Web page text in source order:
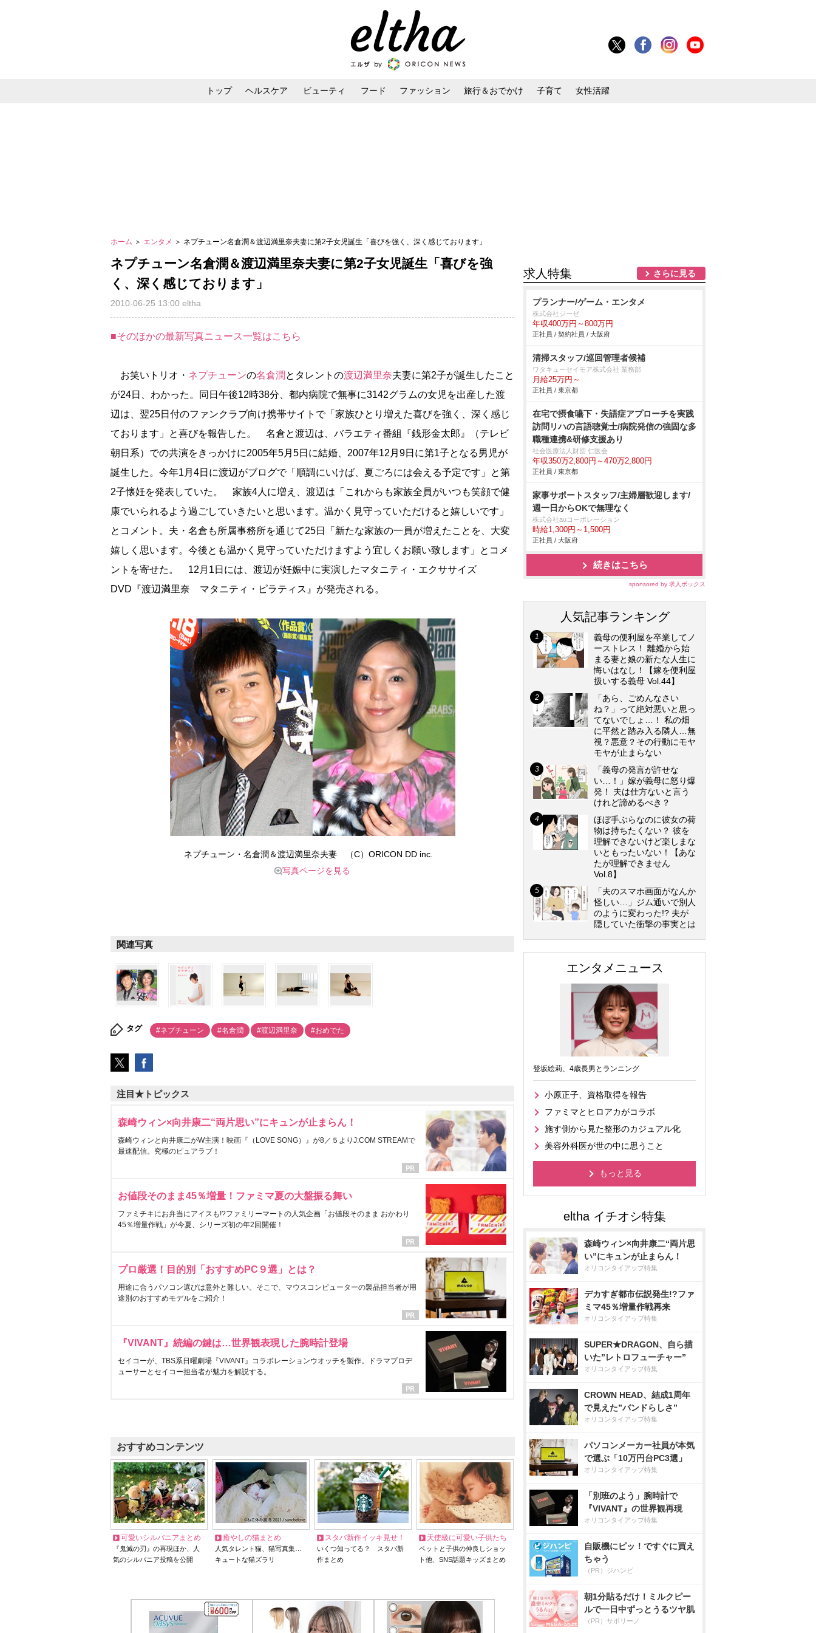
トップ ヘルスケア ビューティ フード ファッション 旅行＆おでかけ 子育て 女性活躍
ホーム ＞ エンタメ ＞ ネプチューン名倉潤＆渡辺満里奈夫妻に第2子女児誕生「喜びを強く、深く感じております」
ネプチューン名倉潤＆渡辺満里奈夫妻に第2子女児誕生「喜びを強
く、深く感じております」
2010-06-25 13:00 eltha
■そのほかの最新写真ニュース一覧はこちら
お笑いトリオ・ ネプチューンの名倉潤とタレントの渡辺満里奈夫妻に第2子が誕生したこと
が24日、わかった。同日午後12時38分、都内病院で無事に3142グラムの女児を出産した渡
辺は、翌25日付のファンクラブ向け携帯サイトで「家族ひとり増えた喜びを強く、深く感じ
ております」と喜びを報告した。 名倉と渡辺は、バラエティ番組『銭形金太郎』（テレビ
朝日系）での共演をきっかけに2005年5月5日に結婚、2007年12月9日に第1子となる男児が
誕生した。今年1月4日に渡辺がブログで「順調にいけば、夏ごろには会える予定です」と第
2子懐妊を発表していた。 家族4人に増え、渡辺は「これからも家族全員がいつも笑顔で健
康でいられるよう過ごしていきたいと思います。温かく見守っていただけると嬉しいです」
とコメント。夫・名倉も所属事務所を通じて25日「新たな家族の一員が増えたことを、大変
嬉しく思います。今後とも温かく見守っていただけますよう宜しくお願い致します」とコメ
ントを寄せた。 12月1日には、渡辺が妊娠中に実演したマタニティ・エクササイズ
DVD『渡辺満里奈 マタニティ・ピラティス』が発売される。
ネプチューン・名倉潤＆渡辺満里奈夫妻 （C）ORICON DD inc.
写真ページを見る
関連写真
タグ #ネプチューン #名倉潤 #渡辺満里奈 #おめでた
注目★トピックス
森崎ウィン×向井康二“両片思い”にキュンが止まらん！
森崎ウィンと向井康二がW主演！映画『（LOVE SONG）』が8／５よりJ:COM STREAMで
最速配信。究極のピュアラブ！
お値段そのまま45％増量！ファミマ夏の大盤振る舞い
ファミチキにお弁当にアイスも!?ファミリーマートの人気企画「お値段そのまま おかわり
45％増量作戦」が今夏、シリーズ初の年2回開催！
プロ厳選！目的別「おすすめPC９選」とは？
用途に合うパソコン選びは意外と難しい。そこで、マウスコンピューターの製品担当者が用
途別のおすすめモデルをご紹介！
『VIVANT』続編の鍵は…世界観表現した腕時計登場
セイコーが、TBS系日曜劇場『VIVANT』コラボレーションウオッチを製作。ドラマプロデ
ューサーとセイコー担当者が魅力を解説する。
おすすめコンテンツ
可愛いシルバニアまとめ
『鬼滅の刃』の再現ほか、人
気のシルバニア投稿を公開
癒やしの猫まとめ
人気タレント猫、猫写真集…
キュートな猫ズラリ
スタバ新作イッキ見せ！
いくつ知ってる？ スタバ新
作まとめ
天使級に可愛い子供たち
ペットと子供の仲良しショッ
ト他、SNS話題キッズまとめ
求人特集 さらに見る
プランナー/ゲーム・エンタメ
株式会社ジーゼ
年収400万円～800万円
正社員 / 契約社員 / 大阪府
清掃スタッフ/巡回管理者候補
ワタキューセイモア株式会社 業務部
月給25万円～
正社員 / 東京都
在宅で摂食嚥下・失語症アプローチを実践
訪問リハの言語聴覚士/病院発信の強固な多
職種連携&研修支援あり
社会医療法人財団 仁医会
年収350万2,800円～470万2,800円
正社員 / 東京都
家事サポートスタッフ/主婦層歓迎します/
週一日からOKで無理なく
株式会社auコーポレーション
時給1,300円～1,500円
正社員 / 大阪府
続きはこちら
sponsored by 求人ボックス
人気記事ランキング
義母の便利屋を卒業してノ
ーストレス！ 離婚から始
まる妻と娘の新たな人生に
悔いはなし！【嫁を便利屋
扱いする義母 Vol.44】
「あら、ごめんなさい
ね？」って絶対悪いと思っ
てないでしょ…！ 私の畑
に平然と踏み入る隣人…無
視？悪意？その行動にモヤ
モヤが止まらない
「義母の発言が許せな
い…！」嫁が義母に怒り爆
発！ 夫は仕方ないと言う
けれど諦めるべき？
ほぼ手ぶらなのに彼女の荷
物は持ちたくない？ 彼を
理解できないけど楽しまな
いともったいない！【あな
たが理解できません
Vol.8】
「夫のスマホ画面がなんか
怪しい…」ジム通いで別人
のように変わった!? 夫が
隠していた衝撃の事実とは
エンタメニュース
登坂絵莉、4歳長男とランニング
小原正子、資格取得を報告
ファミマとヒロアカがコラボ
施す側から見た整形のカジュアル化
美容外科医が世の中に思うこと
もっと見る
森崎ウィン×向井康二“両片思
い”にキュンが止まらん！
オリコンタイアップ特集
デカすぎ都市伝説発生!?ファ
ミマ45％増量作戦再来
オリコンタイアップ特集
SUPER★DRAGON、自ら描
いた”レトロフューチャー”
オリコンタイアップ特集
CROWN HEAD、結成1周年
で見えた”バンドらしさ”
オリコンタイアップ特集
パソコンメーカー社員が本気
で選ぶ「10万円台PC3選」
オリコンタイアップ特集
「別班のよう」腕時計で
『VIVANT』の世界観再現
オリコンタイアップ特集
自販機にピッ！ですぐに買え
ちゃう
（PR）ジハンピ
朝1分貼るだけ！ミルクピー
ルで一日中ずっとうるツヤ肌
（PR）サボリーノ